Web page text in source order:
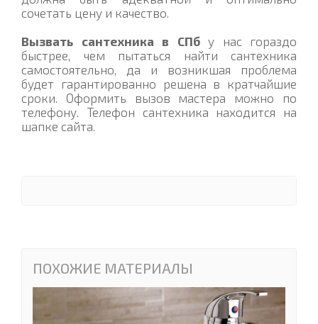
сочетать цену и качество.
Вызвать сантехника в СПбу нас гораздо
быстрее, чем пытаться найти сантехника
самостоятельно, да и возникшая проблема
будет гарантированно решена в кратчайшие
сроки. Оформить вызов мастера можно по
телефону. Телефон сантехника находится на
шапке сайта.
ПОХОЖИЕ МАТЕРИАЛЫ